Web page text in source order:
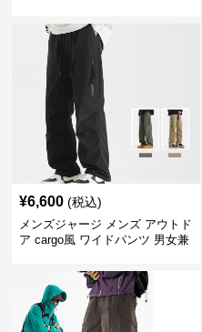
¥6,600 (税込)
メンズジャージ メンズ アウトド
ア cargo風 ワイドパンツ 男女兼